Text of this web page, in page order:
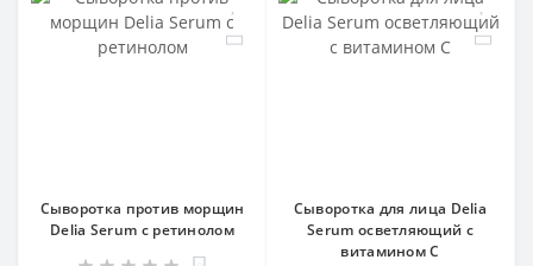
Сыворотка против морщин
Delia Serum с ретинолом
Сыворотка для лица Delia
Serum осветляющий с
витамином С